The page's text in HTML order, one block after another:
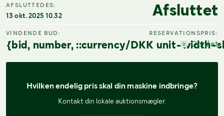
AFSLUTTEDES:
13 okt. 2025 10.32 Afsluttet
VINDENDE BUD:
{bid, number, ::currency/DKK unit-width-
RESERVATIONSPRIS:
Opnået
Hvilken endelig pris skal din maskine indbringe?
Kontakt din lokale auktionsmægler.